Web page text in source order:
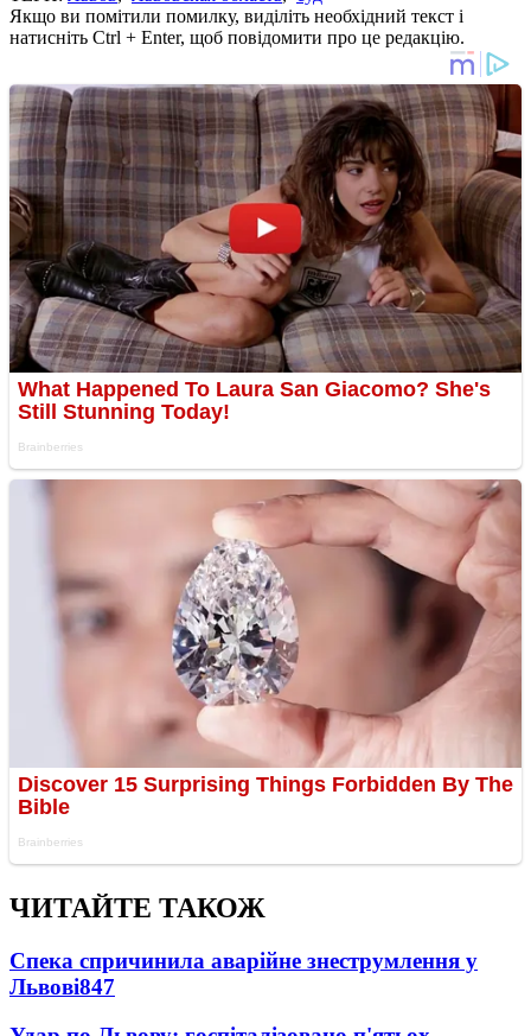
Якщо ви помітили помилку, виділіть необхідний текст і
натисніть Ctrl + Enter, щоб повідомити про це редакцію.
ЧИТАЙТЕ ТАКОЖ
Спека спричинила аварійне знеструмлення у
Львові847